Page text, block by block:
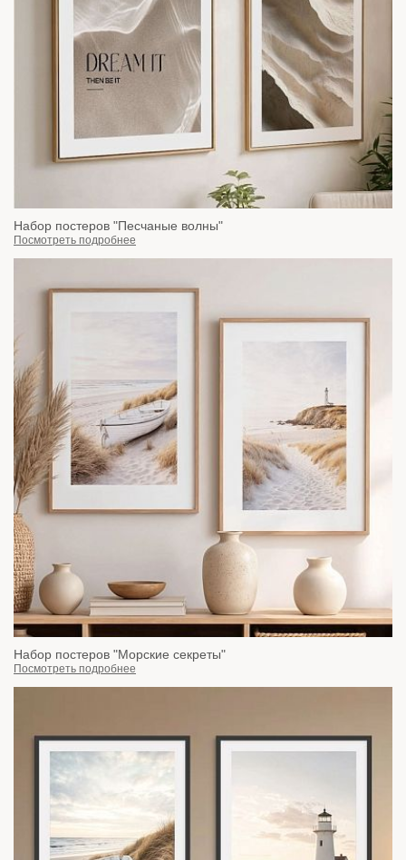
Набор постеров "Песчаные волны"
Посмотреть подробнее
Набор постеров "Морские секреты"
Посмотреть подробнее